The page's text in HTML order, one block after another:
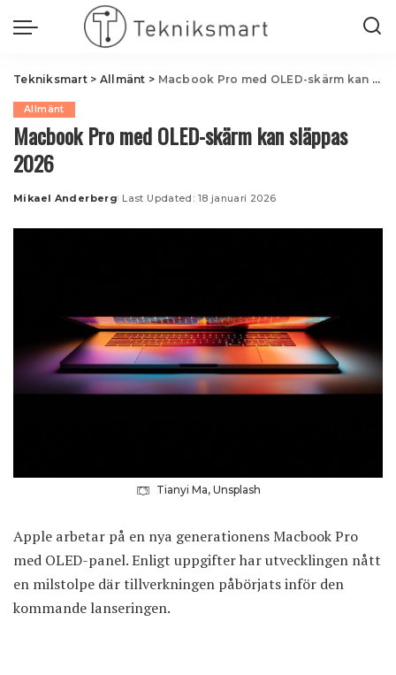
Tekniksmart> Allmänt > Macbook Pro med OLED-skärm kan släppas 2026
Allmänt
Macbook Pro med OLED-skärm kan släppas
2026
Posted
Mikael Anderberg Last Updated: 18 januari 2026
Tianyi Ma, Unsplash
Apple arbetar på en nya generationensMacbook Pro
med OLED-panel. Enligt uppgifter har utvecklingen nått
en milstolpe där tillverkningen påbörjats inför den
kommande lanseringen.